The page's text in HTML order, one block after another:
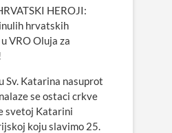
HEROJI:
hrvatskih
VRO Oluja za
Sv. Katarina nasuprot
se ostaci crkve
svetoj Katarini
koju slavimo 25.